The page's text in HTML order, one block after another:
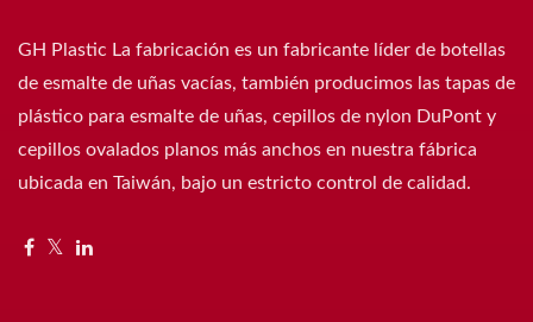
GH Plastic La fabricación es un fabricante líder de botellas
de esmalte de uñas vacías, también producimos las tapas de
plástico para esmalte de uñas, cepillos de nylon DuPont y
cepillos ovalados planos más anchos en nuestra fábrica
ubicada en Taiwán, bajo un estricto control de calidad.